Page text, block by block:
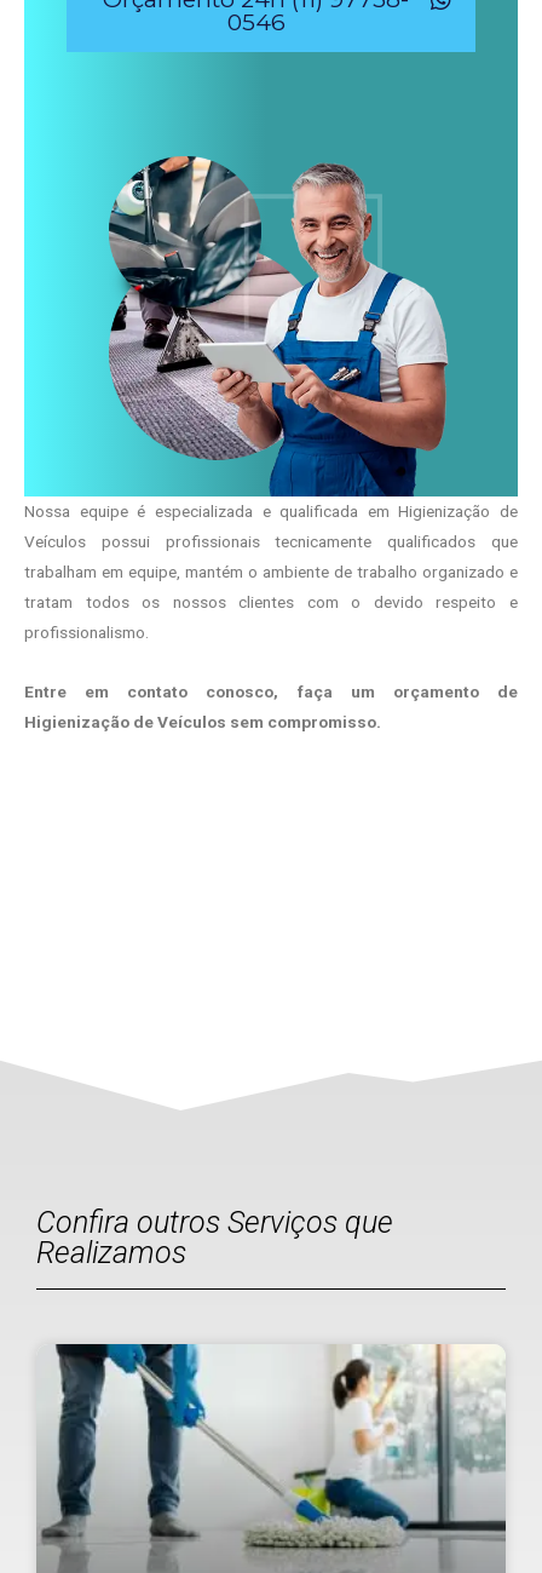
0546
Nossa equipe é especializada e qualificada em Higienização de
Veículos possui profissionais tecnicamente qualificados que
trabalham em equipe, mantém o ambiente de trabalho organizado e
tratam todos os nossos clientes com o devido respeito e
profissionalismo.
Entre em contato conosco, faça um orçamento de
Higienização de Veículos sem compromisso.
Confira outros Serviços que
Realizamos